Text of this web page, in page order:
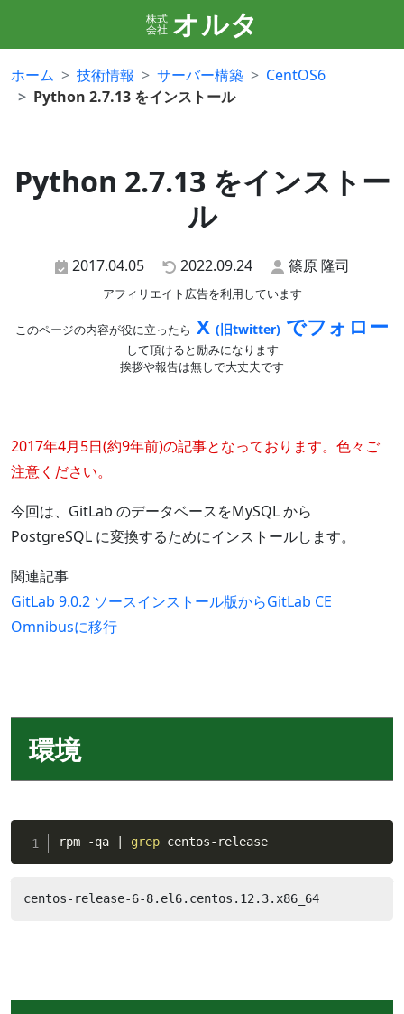
株式
会社 オルタ
ホーム 技術情報 サーバー構築
CentOS6
Python 2.7.13 をインストール
Python 2.7.13 をインストー
ル
2017.04.05 2022.09.24 篠原 隆司
アフィリエイト広告を利用しています
このページの内容が役に立ったら X (旧twitter) でフォロー
して頂けると励みになります
挨拶や報告は無しで大丈夫です
2017年4月5日(約9年前)の記事となっております。色々ご
注意ください。
今回は、GitLab のデータベースをMySQL から
PostgreSQL に変換するためにインストールします。
関連記事
GitLab 9.0.2 ソースインストール版からGitLab CE
Omnibusに移行
環境
rpm -qa grep centos-release
centos-release-6-8.el6.centos.12.3.x86_64